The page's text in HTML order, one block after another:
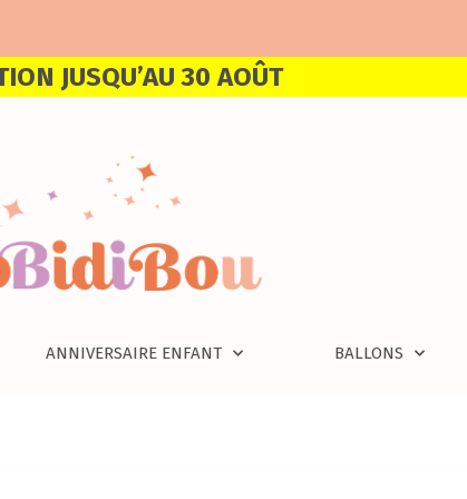
JUSQU’AU 30 AOÛT
ANNIVERSAIRE ENFANT BALLONS